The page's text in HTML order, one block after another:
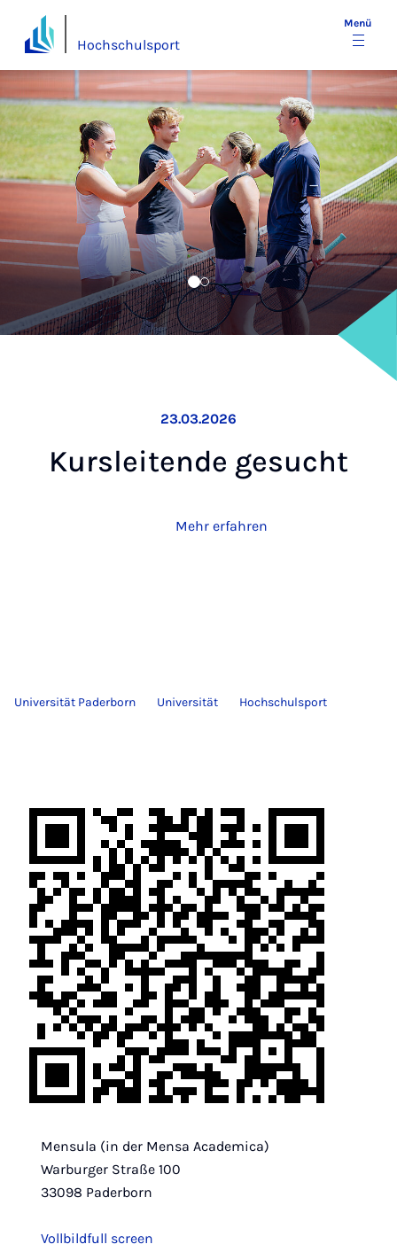
Hochschulsport
Menü
23.03.2026
Kurs­lei­ten­de ge­sucht
Mehr erfahren
Universität Paderborn Universität Hochschulsport
Mensula (in der Mensa Academica)
Warburger Straße 100
33098 Paderborn
Vollbildfull screen
Leaflet|Map data ©